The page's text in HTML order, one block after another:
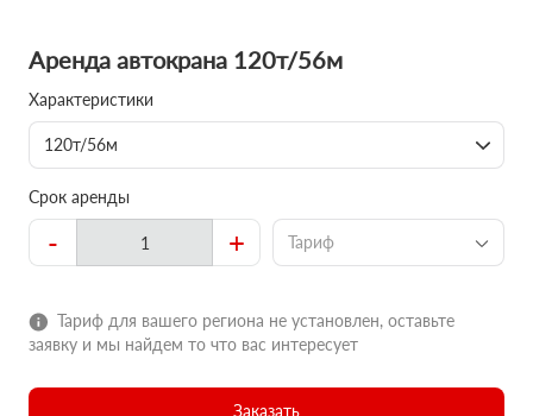
Аренда автокрана 120т/56м
Характеристики
120т/56м
Срок аренды
- + Тариф
Тариф для вашего региона не установлен, оставьте
заявку и мы найдем то что вас интересует
Заказать